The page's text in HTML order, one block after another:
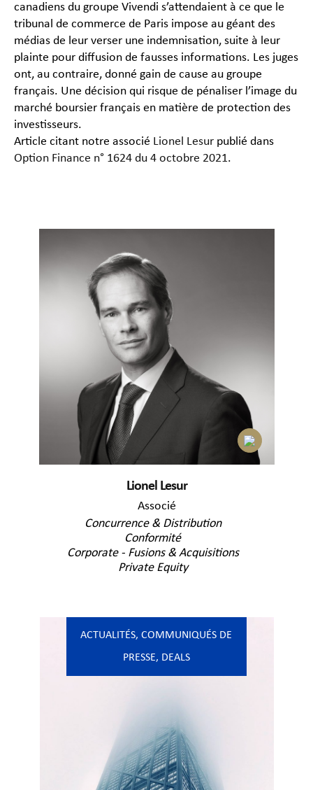
canadiens du groupe Vivendi s’attendaient à ce que le
tribunal de commerce de Paris impose au géant des
médias de leur verser une indemnisation, suite à leur
plainte pour diffusion de fausses informations. Les juges
ont, au contraire, donné gain de cause au groupe
français. Une décision qui risque de pénaliser l’image du
marché boursier français en matière de protection des
investisseurs.
Article citant notre associé Lionel Lesur publié dans
Option Finance n° 1624 du 4 octobre 2021.
Lionel Lesur
Associé
Concurrence & Distribution
Conformité
Corporate - Fusions & Acquisitions
Private Equity
ACTUALITÉS,COMMUNIQUÉS DE
PRESSE, DEALS